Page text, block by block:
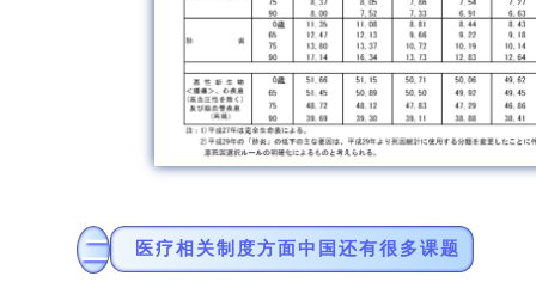
二 医疗相关制度方面中国还有很多课题